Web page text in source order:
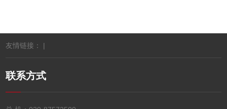
友情链接： |
联系方式